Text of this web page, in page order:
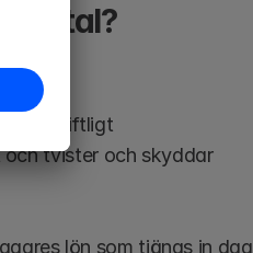
ett skriftligt
tvister och skyddar
lön som tjänas in dag